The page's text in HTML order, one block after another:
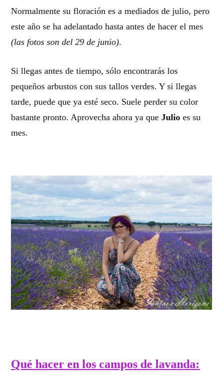
Normalmente su floración es a mediados de julio, pero
este año se ha adelantado hasta antes de hacer el mes
(las fotos son del 29 de junio).
Si llegas antes de tiempo, sólo encontrarás los
pequeños arbustos con sus tallos verdes. Y si llegas
tarde, puede que ya esté seco. Suele perder su color
bastante pronto. Aprovecha ahora ya queJulio es su
mes.
Qué hacer en los campos de lavanda: